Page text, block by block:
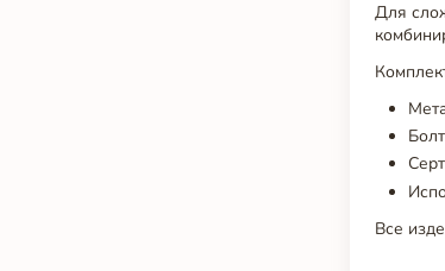
Для
Все